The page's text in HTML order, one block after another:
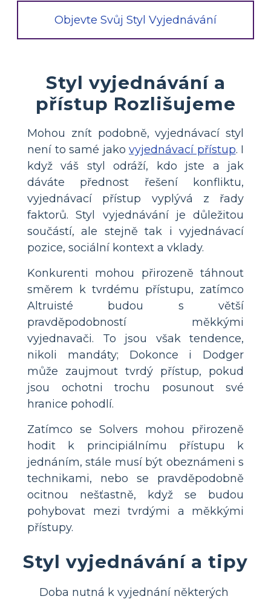
Objevte Svůj Styl Vyjednávání
Styl vyjednávání a
přístup Rozlišujeme
Mohou znít podobně, vyjednávací styl
není to samé jako vyjednávací přístup. I
když váš styl odráží, kdo jste a jak
dáváte přednost řešení konfliktu,
vyjednávací přístup vyplývá z řady
faktorů. Styl vyjednávání je důležitou
součástí, ale stejně tak i vyjednávací
pozice, sociální kontext a vklady.
Konkurenti mohou přirozeně táhnout
směrem k tvrdému přístupu, zatímco
Altruisté budou s větší
pravděpodobností měkkými
vyjednavači. To jsou však tendence,
nikoli mandáty; Dokonce i Dodger
může zaujmout tvrdý přístup, pokud
jsou ochotni trochu posunout své
hranice pohodlí.
Zatímco se Solvers mohou přirozeně
hodit k principiálnímu přístupu k
jednáním, stále musí být obeznámeni s
technikami, nebo se pravděpodobně
ocitnou nešťastně, když se budou
pohybovat mezi tvrdými a měkkými
přístupy.
Styl vyjednávání a tipy
Doba nutná k vyjednání některých